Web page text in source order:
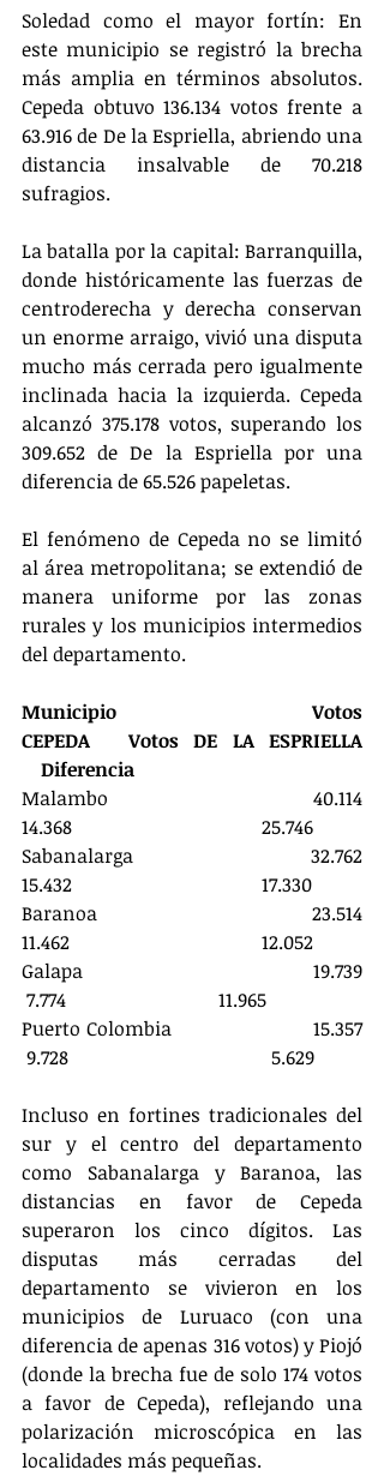
Soledad como el mayor fortín: En
este municipio se registró la brecha
más amplia en términos absolutos.
Cepeda obtuvo 136.134 votos frente a
63.916 de De la Espriella, abriendo una
distancia insalvable de 70.218
sufragios.
La batalla por la capital: Barranquilla,
donde históricamente las fuerzas de
centroderecha y derecha conservan
un enorme arraigo, vivió una disputa
mucho más cerrada pero igualmente
inclinada hacia la izquierda. Cepeda
alcanzó 375.178 votos, superando los
309.652 de De la Espriella por una
diferencia de 65.526 papeletas.
El fenómeno de Cepeda no se limitó
al área metropolitana; se extendió de
manera uniforme por las zonas
rurales y los municipios intermedios
del departamento.
Municipio			Votos
CEPEDA	Votos DE LA ESPRIELLA
    Diferencia
Malambo				40.114
14.368				25.746
Sabanalarga				32.762
15.432				17.330
Baranoa					23.514
11.462				12.052
Galapa					19.739
7.774				 11.965
Puerto Colombia			15.357
9.728				  5.629
Incluso en fortines tradicionales del
sur y el centro del departamento
como Sabanalarga y Baranoa, las
distancias en favor de Cepeda
superaron los cinco dígitos. Las
disputas más cerradas del
departamento se vivieron en los
municipios de Luruaco (con una
diferencia de apenas 316 votos) y Piojó
(donde la brecha fue de solo 174 votos
a favor de Cepeda), reflejando una
polarización microscópica en las
localidades más pequeñas.